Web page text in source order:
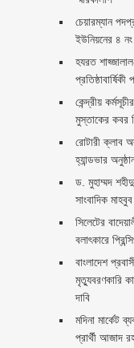
চেয়ারম্যান
ইউনিয়নের ৪ নং
হযরত
প্রতিষ্ঠাবার্ষিকী
কেন্দ্রীয়
মুস্তাকের কবর
রোটারী ক্লাব
হ্যান্ডভার
ড. মুহাম্মদ
সাংবাদিক
সিলেটের
বলাৎকারে
বাংলাদেশ
মৃত্যুবরণকারি
দাবি
মদিনা মার্কেট
প্রার্থী আজাদ